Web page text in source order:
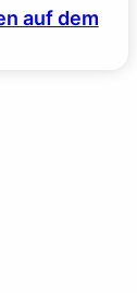
auf dem